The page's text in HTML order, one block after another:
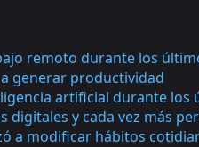
remoto durante los
generar productividad
artificial durante los
digitales y cada vez más
a modificar hábitos